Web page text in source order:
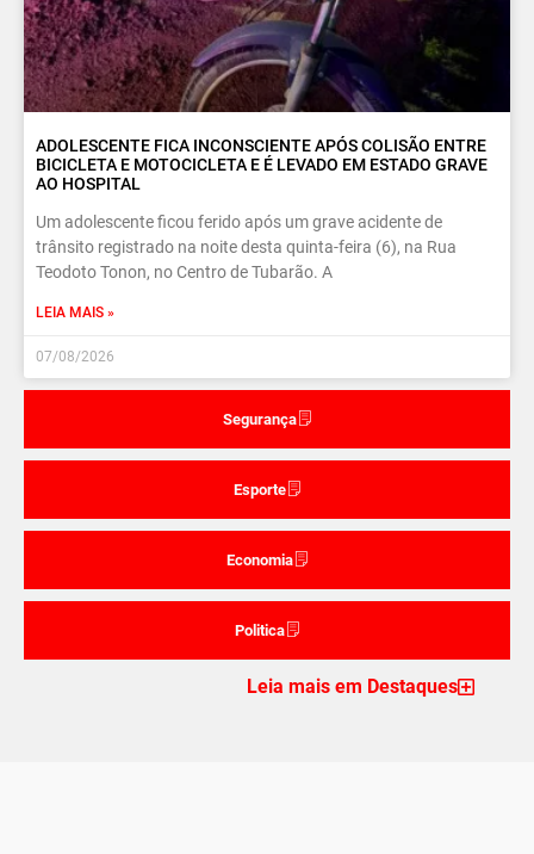
Segurança
Esporte
Economia
Politica
ADOLESCENTE FICA INCONSCIENTE APÓS COLISÃO ENTRE
BICICLETA E MOTOCICLETA E É LEVADO EM ESTADO GRAVE
AO HOSPITAL
Um adolescente ficou ferido após um grave acidente de
trânsito registrado na noite desta quinta-feira (6), na Rua
Teodoto Tonon, no Centro de Tubarão. A
LEIA MAIS »
07/08/2026
Leia mais em Destaques